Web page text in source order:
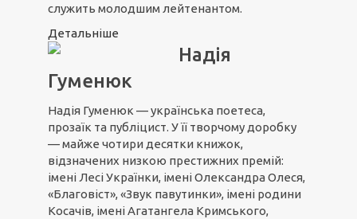
служить молодшим лейтенантом.
Детальніше
Надія
Гуменюк
Надія Гуменюк — українська поетеса,
прозаїк та публіцист. У її творчому доробку
— майже чотири десятки книжок,
відзначених низкою престижних премій:
імені Лесі Українки, імені Олександра Олеся,
«Благовіст», «Звук павутинки», імені родини
Косачів, імені Агатангела Кримського,